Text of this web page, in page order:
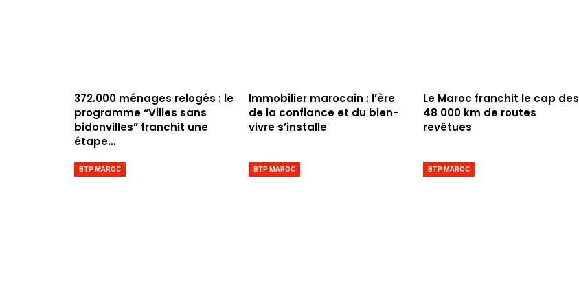
372.000 ménages relogés : le
programme “Villes sans
bidonvilles” franchit une
étape…
Immobilier marocain : l’ère
de la confiance et du bien-
vivre s’installe
Le Maroc franchit le cap des
48 000 km de routes
revêtues
BTP MAROC BTP MAROC BTP MAROC